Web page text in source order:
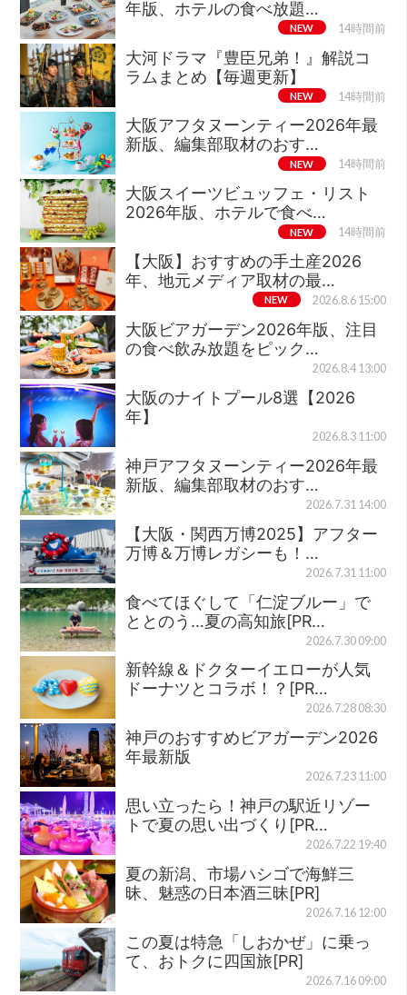
年版、ホテルの食べ放題…
NEW 14時間前
大河ドラマ『豊臣兄弟！』解説コ
ラムまとめ【毎週更新】
NEW 14時間前
大阪アフタヌーンティー2026年最
新版、編集部取材のおす…
NEW 14時間前
大阪スイーツビュッフェ・リスト
2026年版、ホテルで食べ…
NEW 14時間前
【大阪】おすすめの手土産2026
年、地元メディア取材の最…
NEW 2026.8.6 15:00
大阪ビアガーデン2026年版、注目
の食べ飲み放題をピック…
2026.8.4 13:00
大阪のナイトプール8選【2026
年】
2026.8.3 11:00
神戸アフタヌーンティー2026年最
新版、編集部取材のおす…
2026.7.31 14:00
【大阪・関西万博2025】アフター
万博＆万博レガシーも！…
2026.7.31 11:00
食べてほぐして「仁淀ブルー」で
ととのう…夏の高知旅[PR…
2026.7.30 09:00
新幹線＆ドクターイエローが人気
ドーナツとコラボ！？[PR…
2026.7.28 08:30
神戸のおすすめビアガーデン2026
年最新版
2026.7.23 11:00
思い立ったら！神戸の駅近リゾー
トで夏の思い出づくり[PR…
2026.7.22 19:40
夏の新潟、市場ハシゴで海鮮三
昧、魅惑の日本酒三昧[PR]
2026.7.16 12:00
この夏は特急「しおかぜ」に乗っ
て、おトクに四国旅[PR]
2026.7.16 09:00